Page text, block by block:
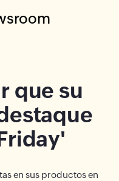
que su
en sus productos en